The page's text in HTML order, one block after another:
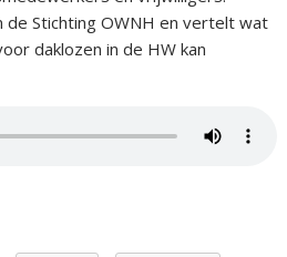
de Stichting OWNH en vertelt wat
daklozen in de HW kan